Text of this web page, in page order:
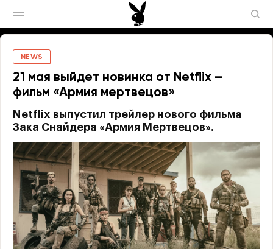
NEWS
21 мая выйдет новинка от Netflix –
фильм «Армия мертвецов»
Netflix выпустил трейлер нового фильма
Зака Снайдера «Армия Мертвецов».